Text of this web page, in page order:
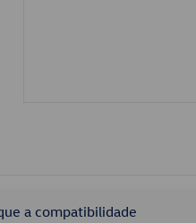
a compatibilidade